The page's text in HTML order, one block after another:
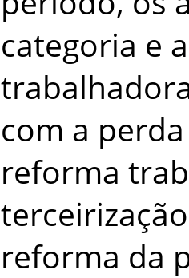
categoria e
com a
reforma
reforma da